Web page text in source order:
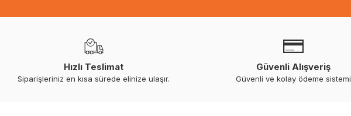
Hızlı Teslimat
Siparişleriniz en kısa sürede elinize ulaşır.
Güvenli Alışveriş
Güvenli ve kolay ödeme sistemi